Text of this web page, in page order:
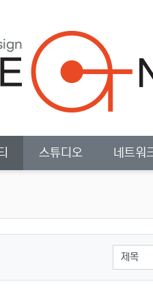
스튜디오 네트워
검색대상